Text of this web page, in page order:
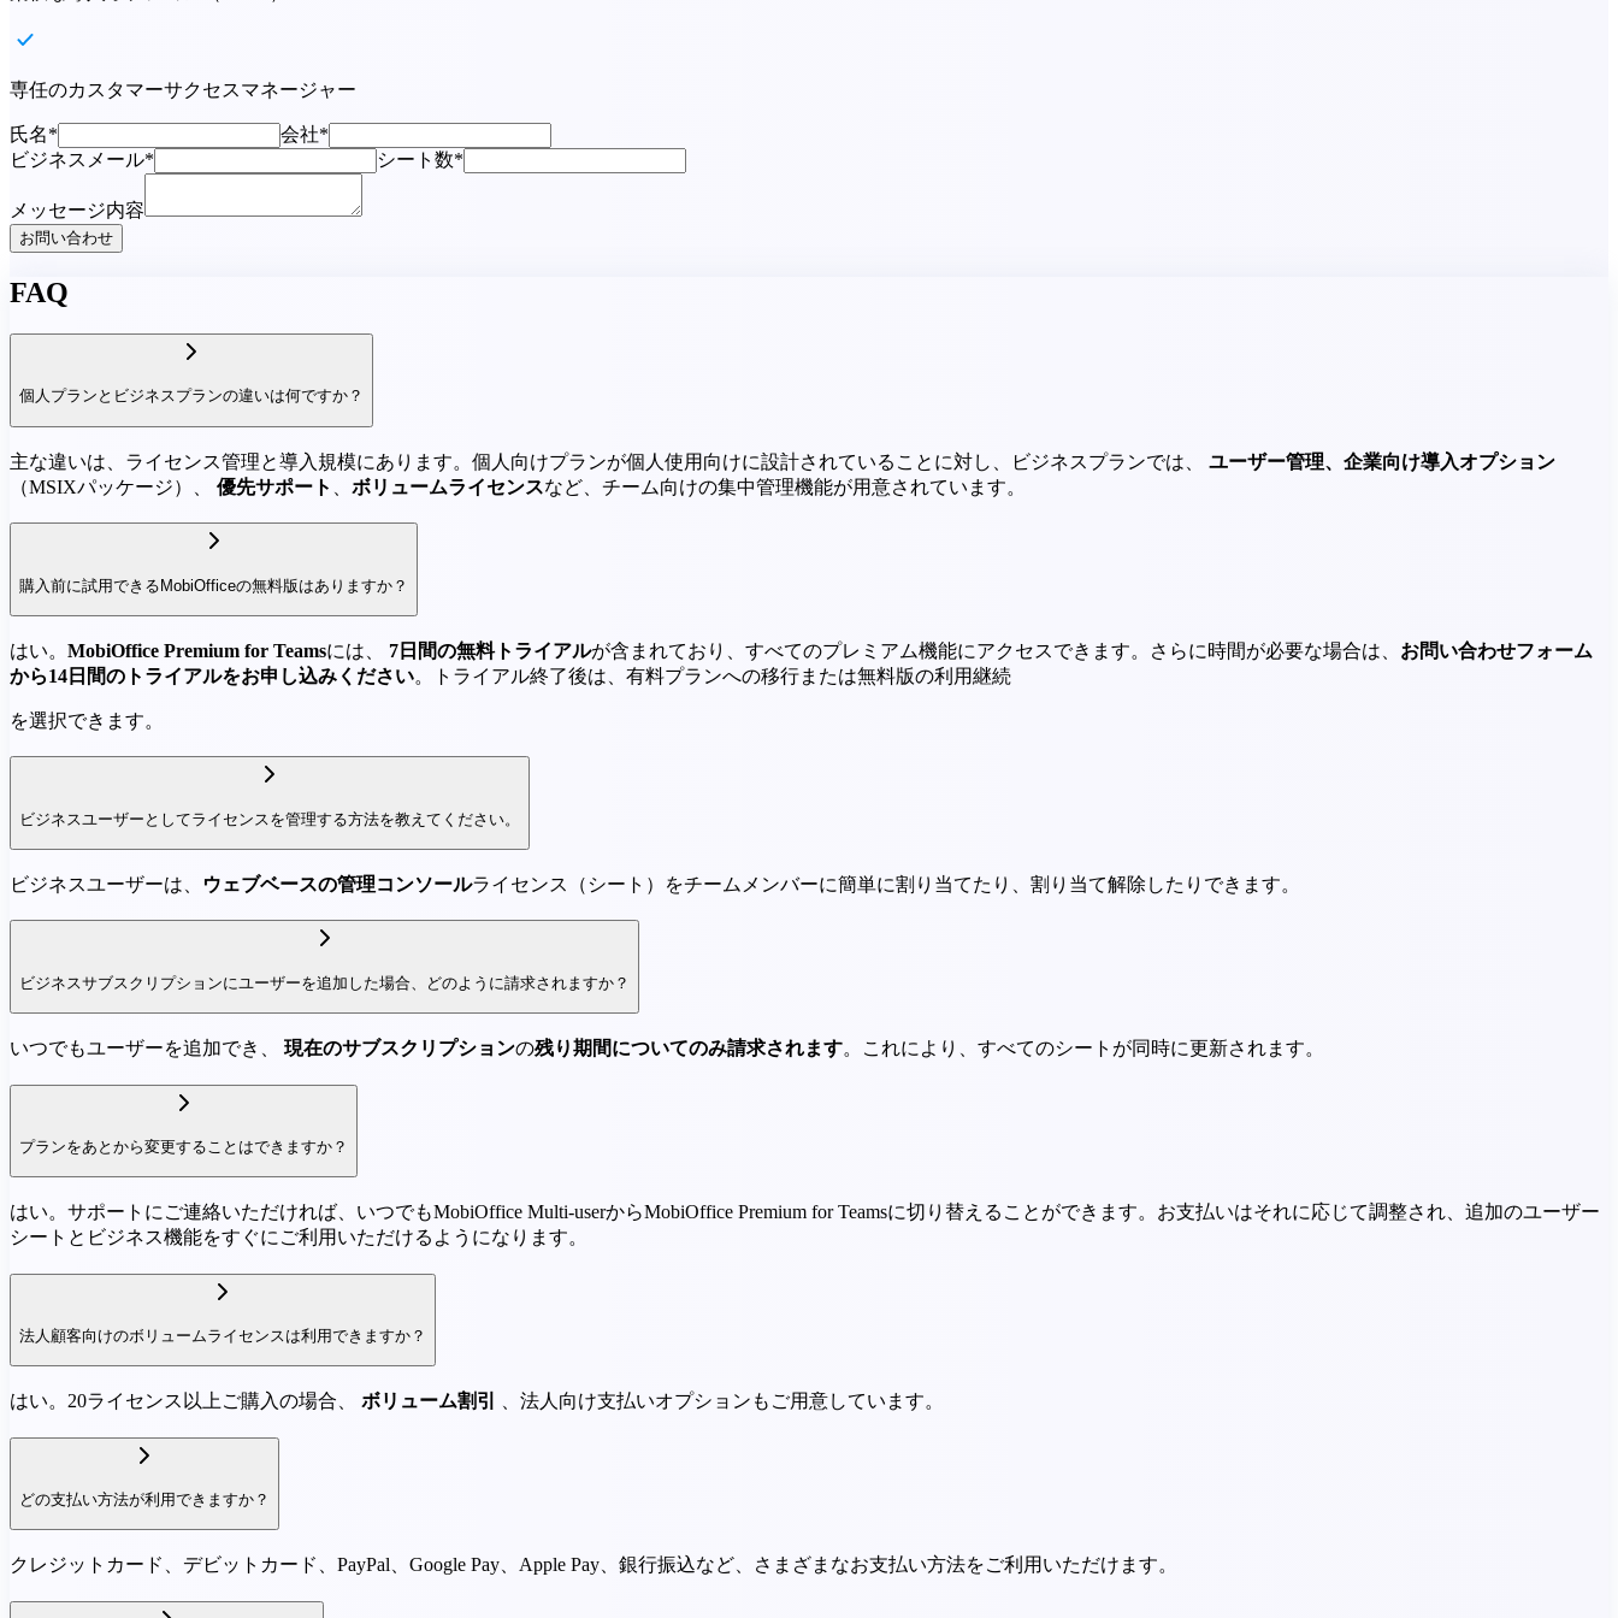
専任のカスタマーサクセスマネージャー
氏名*
会社*
ビジネスメール*
シート数*
メッセージ内容
お問い合わせ
FAQ
個人プランとビジネスプランの違いは何ですか？
主な違いは、ライセンス管理と導入規模にあります。個人向けプランが個人使用向けに設計されていることに対し、ビジネスプランでは、 ユーザー管理、 企業向け導入オプション
（MSIXパッケージ）、 優先サポート ボリュームライセンスなど、チーム向けの集中管理機能が用意されています。
購入前に試用できるMobiOfficeの無料版はありますか？
はい。 MobiOffice Premium for Teamsには、 7日間の無料トライアルが含まれており、すべてのプレミアム機能にアクセスできます。さらに時間が必要な場合は、 お問い合わせフォーム
から14日間のトライアルをお申し込みください。トライアル終了後は、有料プランへの移行または無料版の利用継続
を選択できます。
ビジネスユーザーとしてライセンスを管理する方法を教えてください。
ビジネスユーザーは、 ウェブベースの管理コンソールライセンス（シート）をチームメンバーに簡単に割り当てたり、割り当て解除したりできます。
ビジネスサブスクリプションにユーザーを追加した場合、どのように請求されますか？
いつでもユーザーを追加でき、 現在のサブスクリプションの残り期間についてのみ請求されます。これにより、すべてのシートが同時に更新されます。
プランをあとから変更することはできますか？
はい。サポートにご連絡いただければ、いつでもMobiOffice Multi-userからMobiOffice Premium for Teamsに切り替えることができます。お支払いはそれに応じて調整され、追加のユーザー
シートとビジネス機能をすぐにご利用いただけるようになります。
法人顧客向けのボリュームライセンスは利用できますか？
はい。20ライセンス以上ご購入の場合、 ボリューム割引 、法人向け支払いオプションもご用意しています。
どの支払い方法が利用できますか？
クレジットカード、デビットカード、PayPal、Google Pay、Apple Pay、銀行振込など、さまざまなお支払い方法をご利用いただけます。